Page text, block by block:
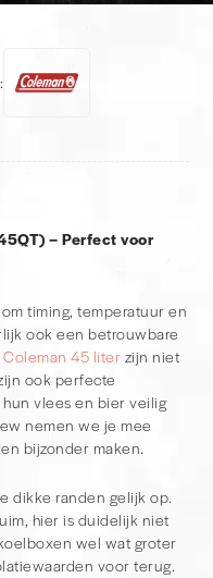
– Perfect voor
timing, temperatuur en
ook een betrouwbare
Coleman 45 liter zijn niet
ook perfecte
vlees en bier veilig
nemen we je mee
bijzonder maken.
dikke randen gelijk op.
hier is duidelijk niet
wel wat groter
voor terug.